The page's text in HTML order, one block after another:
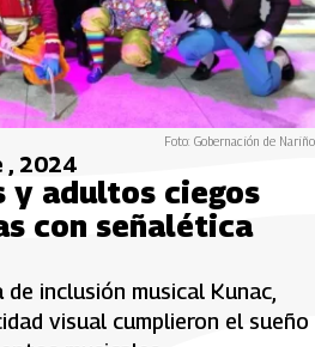
Foto: Gobernación de Nariño
, 2024
y adultos ciegos
con señalética
inclusión musical Kunac,
visual cumplieron el sueño